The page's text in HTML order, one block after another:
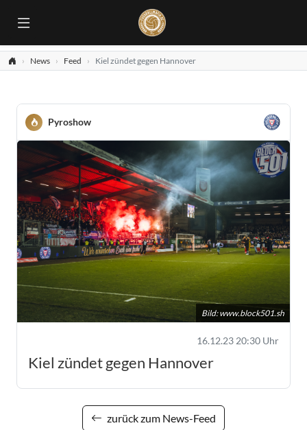
News Feed Kiel zündet gegen Hannover
Pyroshow
Bild: www.block501.sh
16.12.23 20:30 Uhr
Kiel zündet gegen Hannover
zurück zum News-Feed